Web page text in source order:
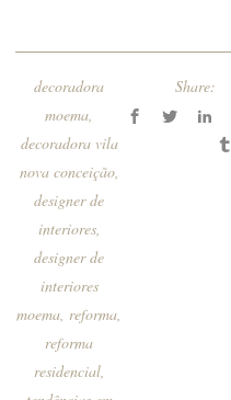
decoradora
moema,
decoradora vila
nova conceição,
designer de
interiores,
designer de
interiores
moema,reforma,
reforma
residencial,
Share: